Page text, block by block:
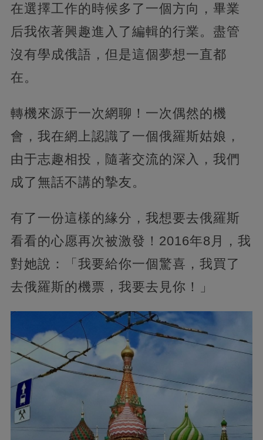
在選擇工作的時候多了一個方向，畢業
后我依著興趣進入了編輯的行業。盡管
沒有學成俄語，但是這個夢想一直都
在。
轉機來源于一次網聊！一次偶然的機
會，我在網上認識了一個俄羅斯姑娘，
由于志趣相投，隨著交流的深入，我們
成了無話不講的摯友。
有了一份這樣的緣分，我想要去俄羅斯
看看的心愿再次被激發！2016年8月，我
對她說：「我要給你一個驚喜，我買了
去俄羅斯的機票，我要去見你！」